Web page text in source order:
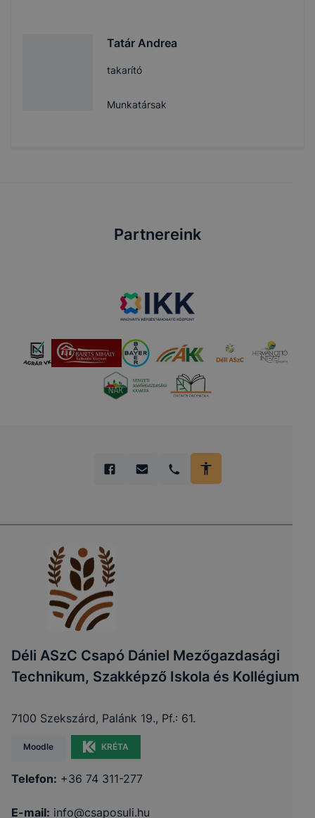
Tatár Andrea
takarító
Munkatársak
Partnereink
Déli ASzC Csapó Dániel Mezőgazdasági
Technikum, Szakképző Iskola és Kollégium
7100 Szekszárd, Palánk 19., Pf.: 61.
Moodle KRÉTA
Telefon: +36 74 311-277
E-mail: info@csaposuli.hu